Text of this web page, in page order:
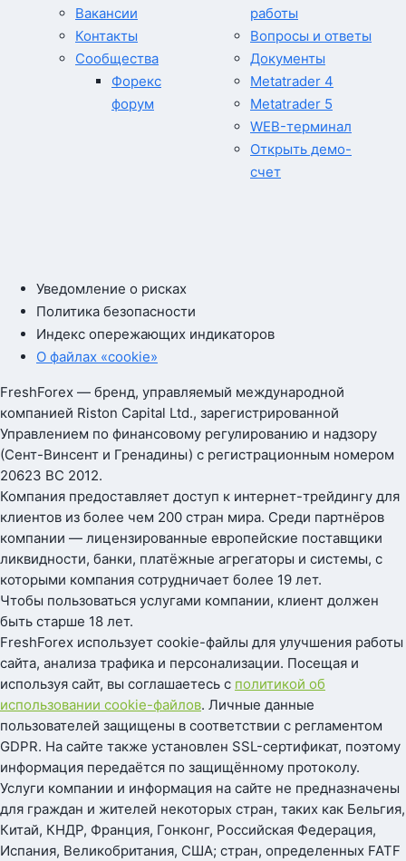
Вакансии
Контакты
Сообщества
Форекс
форум
работы
Вопросы и ответы
Документы
Metatrader 4
Metatrader 5
WEB-терминал
Открыть демо-
счет
Уведомление о рисках
Политика безопасности
Индекс опережающих индикаторов
О файлах «cookie»
FreshForex — бренд, управляемый международной
компанией Riston Capital Ltd., зарегистрированной
Управлением по финансовому регулированию и надзору
(Сент-Винсент и Гренадины) с регистрационным номером
20623 BC 2012.
Компания предоставляет доступ к интернет-трейдингу для
клиентов из более чем 200 стран мира. Среди партнёров
компании — лицензированные европейские поставщики
ликвидности, банки, платёжные агрегаторы и системы, с
которыми компания сотрудничает более 19 лет.
Чтобы пользоваться услугами компании, клиент должен
быть старше 18 лет.
FreshForex использует cookie-файлы для улучшения работы
сайта, анализа трафика и персонализации. Посещая и
используя сайт, вы соглашаетесь с политикой об
использовании cookie-файлов. Личные данные
пользователей защищены в соответствии с регламентом
GDPR. На сайте также установлен SSL-сертификат, поэтому
информация передаётся по защищённому протоколу.
Услуги компании и информация на сайте не предназначены
для граждан и жителей некоторых стран, таких как Бельгия,
Китай, КНДР, Франция, Гонконг, Российская Федерация,
Испания, Великобритания, США; стран, определенных FATF